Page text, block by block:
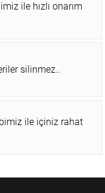
ile hızlı onarım
silinmez..
ile içiniz rahat